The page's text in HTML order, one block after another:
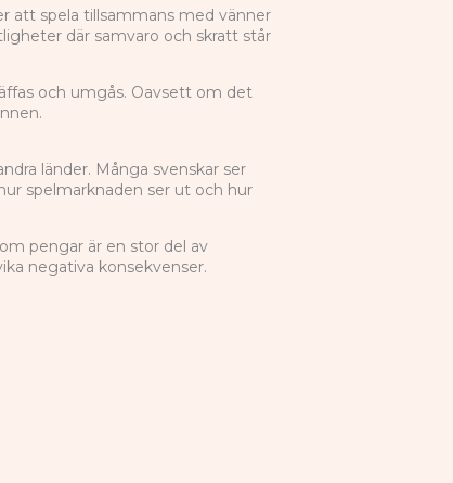
att spela tillsammans med vänner
där samvaro och skratt står
och umgås. Oavsett om det
länder. Många svenskar ser
spelmarknaden ser ut och hur
pengar är en stor del av
negativa konsekvenser.